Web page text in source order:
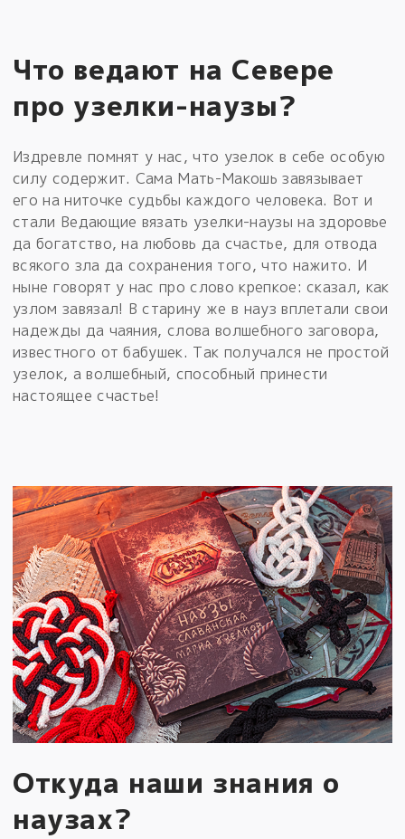
Что ведают на Севере
про узелки-наузы?
Издревле помнят у нас, что узелок в себе особую
силу содержит. Сама Мать-Макошь завязывает
его на ниточке судьбы каждого человека. Вот и
стали Ведающие вязать узелки-наузы на здоровье
да богатство, на любовь да счастье, для отвода
всякого зла да сохранения того, что нажито. И
ныне говорят у нас про слово крепкое: сказал, как
узлом завязал! В старину же в науз вплетали свои
надежды да чаяния, слова волшебного заговора,
известного от бабушек. Так получался не простой
узелок, а волшебный, способный принести
настоящее счастье!
Откуда наши знания о
наузах?